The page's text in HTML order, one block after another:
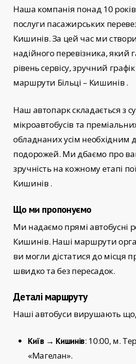
Наша компанія понад 10
послуги пасажирських
Кишинів. За цей час ми
надійного перевізника, який
рівень сервісу, зручний
маршрути Більці – Кишинів .
Наш автопарк складається з
мікроавтобусів та
обладнаних усім необхідним
подорожей. Ми дбаємо про
зручність на кожному етапі
Кишинів .
Що ми пропонуємо
Ми надаємо прямі автобусні
Кишинів. Наші маршрути
ви могли дістатися до місця
швидко та без пересадок.
Деталі маршруту
Наші автобуси вирушають
Київ → Кишинів: 10:00, м.
«Магелан».